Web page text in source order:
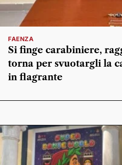
FAENZA
Si finge carabiniere,
torna per svuotargli la
in flagrante